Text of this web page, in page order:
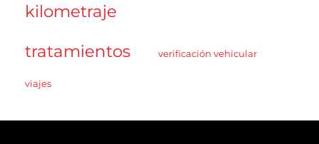
kilometraje
tratamientos verificación vehicular
viajes